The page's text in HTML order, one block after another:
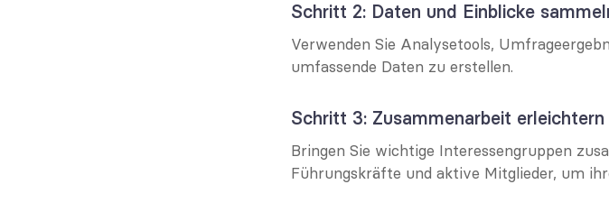
Schritt 2: Daten und Einblicke
Verwenden Sie Analysetools,
umfassende Daten zu erstellen.
Schritt 3: Zusammenarbeit erleichtern
Bringen Sie wichtige Interessengruppen
Führungskräfte und aktive Mitglieder, um